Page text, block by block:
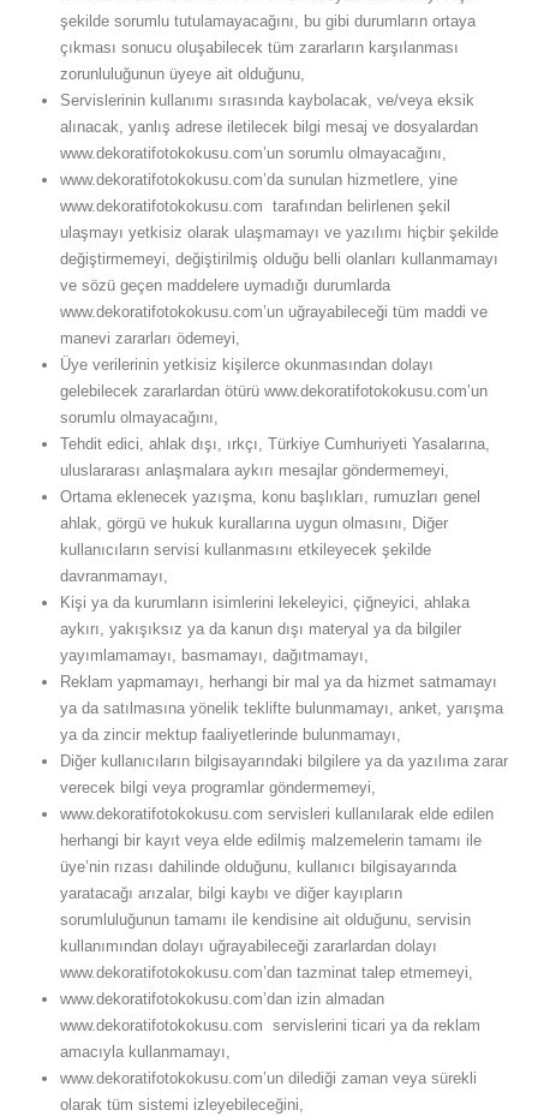
şekilde sorumlu tutulamayacağını, bu gibi durumların ortaya
çıkması sonucu oluşabilecek tüm zararların karşılanması
zorunluluğunun üyeye ait olduğunu,
Servislerinin kullanımı sırasında kaybolacak, ve/veya eksik
alınacak, yanlış adrese iletilecek bilgi mesaj ve dosyalardan
www.dekoratifotokokusu.com’un sorumlu olmayacağını,
www.dekoratifotokokusu.com’da sunulan hizmetlere, yine
www.dekoratifotokokusu.com tarafından belirlenen şekil
ulaşmayı yetkisiz olarak ulaşmamayı ve yazılımı hiçbir şekilde
değiştirmemeyi, değiştirilmiş olduğu belli olanları kullanmamayı
ve sözü geçen maddelere uymadığı durumlarda
www.dekoratifotokokusu.com’un uğrayabileceği tüm maddi ve
manevi zararları ödemeyi,
Üye verilerinin yetkisiz kişilerce okunmasından dolayı
gelebilecek zararlardan ötürü www.dekoratifotokokusu.com’un
sorumlu olmayacağını,
Tehdit edici, ahlak dışı, ırkçı, Türkiye Cumhuriyeti Yasalarına,
uluslararası anlaşmalara aykırı mesajlar göndermemeyi,
Ortama eklenecek yazışma, konu başlıkları, rumuzları genel
ahlak, görgü ve hukuk kurallarına uygun olmasını, Diğer
kullanıcıların servisi kullanmasını etkileyecek şekilde
davranmamayı,
Kişi ya da kurumların isimlerini lekeleyici, çiğneyici, ahlaka
aykırı, yakışıksız ya da kanun dışı materyal ya da bilgiler
yayımlamamayı, basmamayı, dağıtmamayı,
Reklam yapmamayı, herhangi bir mal ya da hizmet satmamayı
ya da satılmasına yönelik teklifte bulunmamayı, anket, yarışma
ya da zincir mektup faaliyetlerinde bulunmamayı,
Diğer kullanıcıların bilgisayarındaki bilgilere ya da yazılıma zarar
verecek bilgi veya programlar göndermemeyi,
www.dekoratifotokokusu.com servisleri kullanılarak elde edilen
herhangi bir kayıt veya elde edilmiş malzemelerin tamamı ile
üye’nin rızası dahilinde olduğunu, kullanıcı bilgisayarında
yaratacağı arızalar, bilgi kaybı ve diğer kayıpların
sorumluluğunun tamamı ile kendisine ait olduğunu, servisin
kullanımından dolayı uğrayabileceği zararlardan dolayı
www.dekoratifotokokusu.com’dan tazminat talep etmemeyi,
www.dekoratifotokokusu.com’dan izin almadan
www.dekoratifotokokusu.com servislerini ticari ya da reklam
amacıyla kullanmamayı,
www.dekoratifotokokusu.com’un dilediği zaman veya sürekli
olarak tüm sistemi izleyebileceğini,